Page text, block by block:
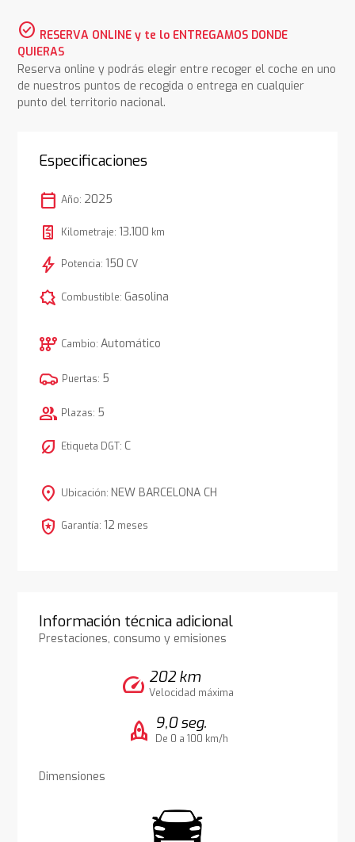
check_circle RESERVA ONLINE y te lo ENTREGAMOS DONDE
QUIERAS
Reserva online y podrás elegir entre recoger el coche en uno
de nuestros puntos de recogida o entrega en cualquier
punto del territorio nacional.
Especificaciones
calendar_today Año: 2025
Kilometraje: 13.100 km
bolt Potencia: 150 CV
comic_bubble Combustible: Gasolina
auto_transmission Cambio: Automático
Puertas: 5
group Plazas: 5
nest_eco_leaf Etiqueta DGT: C
location_on Ubicación: NEW BARCELONA CH
local_police Garantía: 12 meses
Información técnica adicional
Prestaciones, consumo y emisiones
speed 202 km
Velocidad máxima
rocket 9,0 seg.
De 0 a 100 km/h
Dimensiones